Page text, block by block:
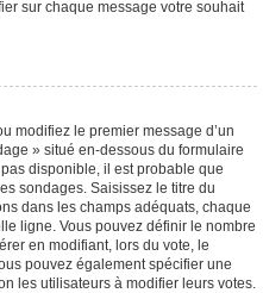
sur chaque message votre souhait
modifiez le premier message d’un
» situé en-dessous du formulaire
disponible, il est probable que
sondages. Saisissez le titre du
dans les champs adéquats, chaque
ligne. Vous pouvez définir le nombre
en modifiant, lors du vote, le
pouvez également spécifier une
les utilisateurs à modifier leurs votes.